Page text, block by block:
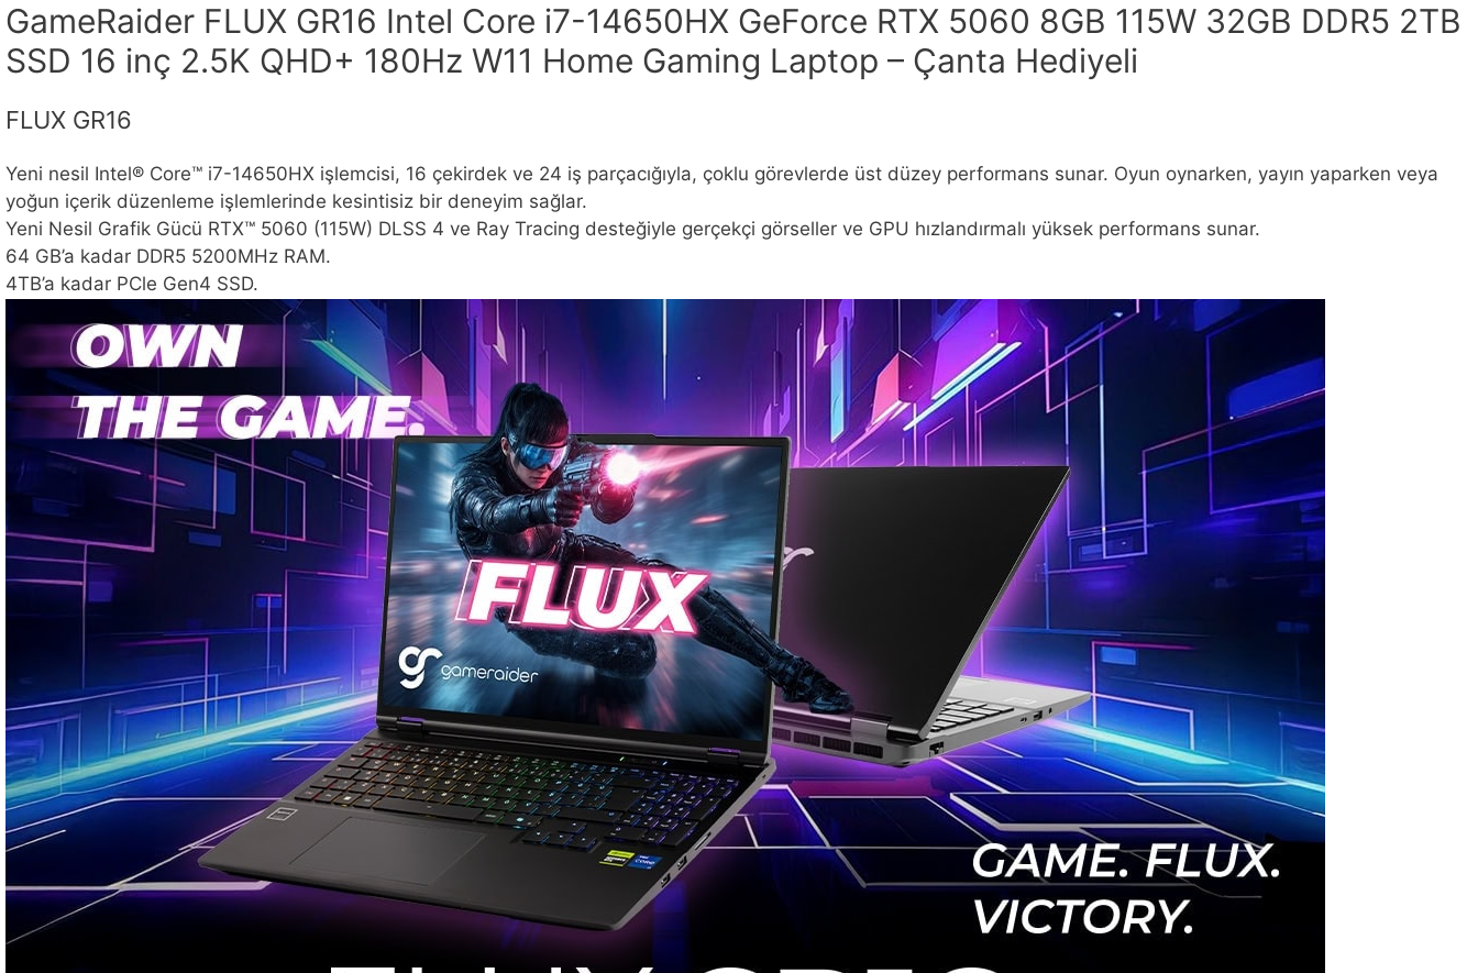
GameRaider FLUX GR16 Intel Core i7-14650HX GeForce RTX 5060 8GB 115W 32GB DDR5 2TB
SSD 16 inç 2.5K QHD+ 180Hz W11 Home Gaming Laptop – Çanta Hediyeli
FLUX GR16
Yeni nesil Intel® Core™ i7-14650HX işlemcisi, 16 çekirdek ve 24 iş parçacığıyla, çoklu görevlerde üst düzey performans sunar. Oyun oynarken, yayın yaparken veya
yoğun içerik düzenleme işlemlerinde kesintisiz bir deneyim sağlar.
Yeni Nesil Grafik Gücü RTX™ 5060 (115W) DLSS 4 ve Ray Tracing desteğiyle gerçekçi görseller ve GPU hızlandırmalı yüksek performans sunar.
64 GB’a kadar DDR5 5200MHz RAM.
4TB’a kadar PCle Gen4 SSD.